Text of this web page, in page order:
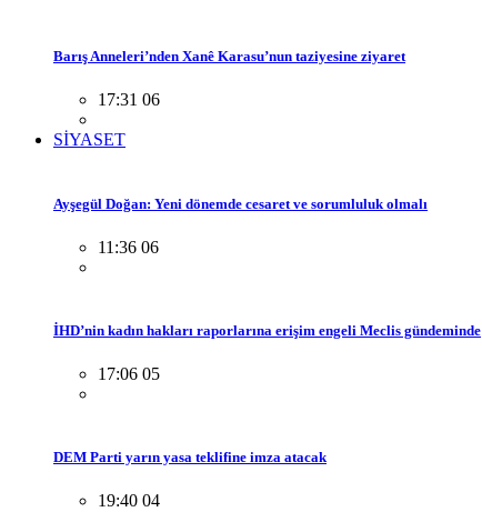
Barış Anneleri’nden Xanê Karasu’nun taziyesine ziyaret
17:31 06
SİYASET
Ayşegül Doğan: Yeni dönemde cesaret ve sorumluluk olmalı
11:36 06
İHD’nin kadın hakları raporlarına erişim engeli Meclis gündeminde
17:06 05
DEM Parti yarın yasa teklifine imza atacak
19:40 04